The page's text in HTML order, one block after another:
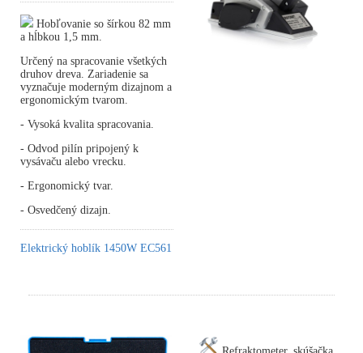
Hobľovanie so šírkou 82 mm
a hĺbkou 1,5 mm.
Určený na spracovanie všetkých
druhov dreva. Zariadenie sa
vyznačuje moderným dizajnom a
ergonomickým tvarom.
- Vysoká kvalita spracovania.
- Odvod pilín pripojený k
vysávaču alebo vrecku.
- Ergonomický tvar.
- Osvedčený dizajn.
Elektrický hoblík 1450W EC561